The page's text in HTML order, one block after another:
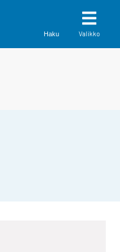
Haku Valikko